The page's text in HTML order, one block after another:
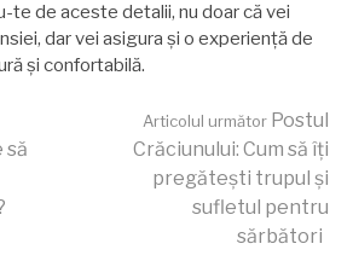
te de aceste detalii, nu doar că vei
dar vei asigura și o experiență de
și confortabilă.
să
Articolul următor Postul
Crăciunului: Cum să îți
pregătești trupul și
sufletul pentru
sărbători